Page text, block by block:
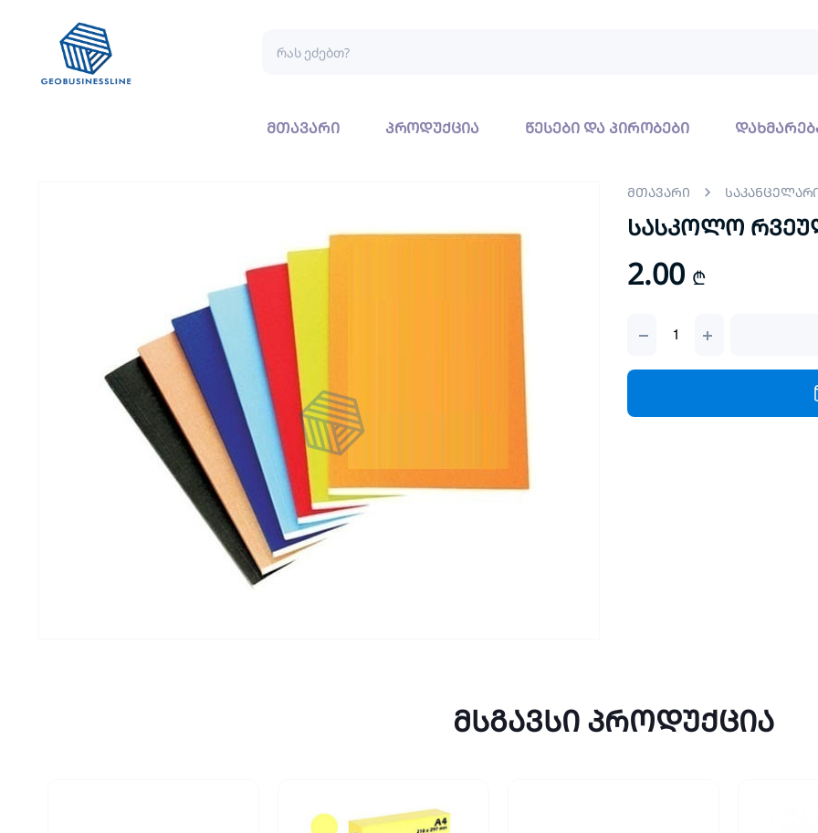
მთავარი პროდუქცია წესები და პირობები
მთავარი
სასკოლო
2.00 ₾
რვეული
96ფ
მსგავსი პროდუქცია